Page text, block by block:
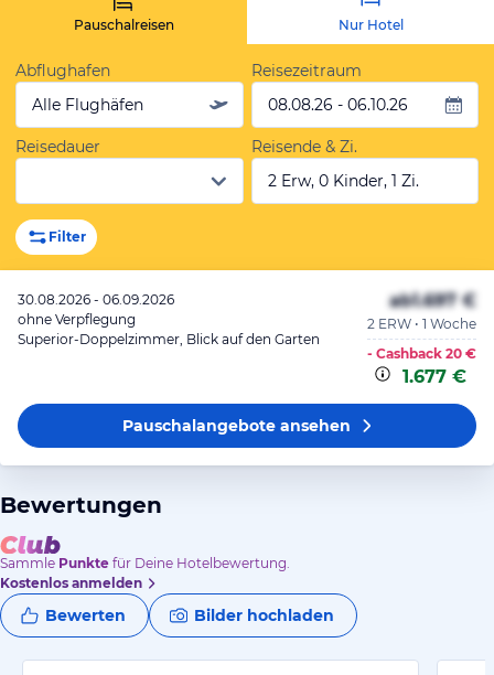
Pauschalreisen Nur Hotel
Abflughafen
Alle Flughäfen
Reisezeitraum
08.08.26 - 06.10.26
Reisedauer
Reisende & Zi.
2 Erw, 0 Kinder, 1 Zi.
Filter
30.08.2026 - 06.09.2026
ohne Verpflegung
Superior-Doppelzimmer, Blick auf den Garten
ab1.697 €
2 ERW • 1 Woche
- Cashback 20 €
1.677 €
Pauschalangeboteansehen
Bewertungen
Sammle Punkte für Deine Hotelbewertung.
Kostenlos anmelden
Bewerten Bilder hochladen